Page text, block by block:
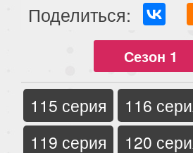
Поделиться:
Сезон 1
115 серия 116
119 серия
120